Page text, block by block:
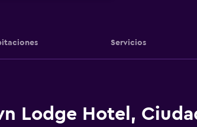
Servicios
Lodge Hotel,